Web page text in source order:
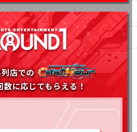
店での
数に応じてもらえる！